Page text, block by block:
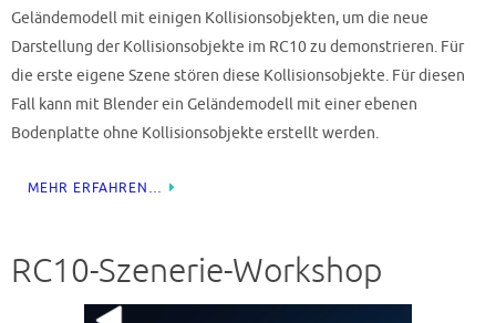
Geländemodell mit einigen Kollisionsobjekten, um die neue
Darstellung der Kollisionsobjekte im RC10 zu demonstrieren. Für
die erste eigene Szene stören diese Kollisionsobjekte. Für diesen
Fall kann mit Blender ein Geländemodell mit einer ebenen
Bodenplatte ohne Kollisionsobjekte erstellt werden.
MEHR ERFAHREN…
RC10-Szenerie-Workshop